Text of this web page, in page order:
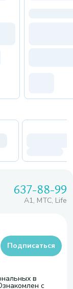
637-88-99
A1, МТС, Life
в
с
Подписаться